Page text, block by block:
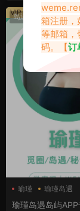
岛遇
瑜瑾 瑜瑾岛遇
瑜瑾岛遇岛屿
VIP
箱注册，
等邮箱，
码。【订